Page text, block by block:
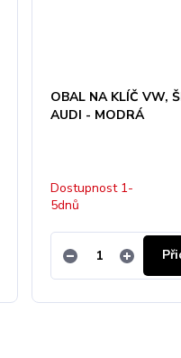
OBAL NA KLÍČ VW,
AUDI - MODRÁ
Dostupnost 1-
5dnů